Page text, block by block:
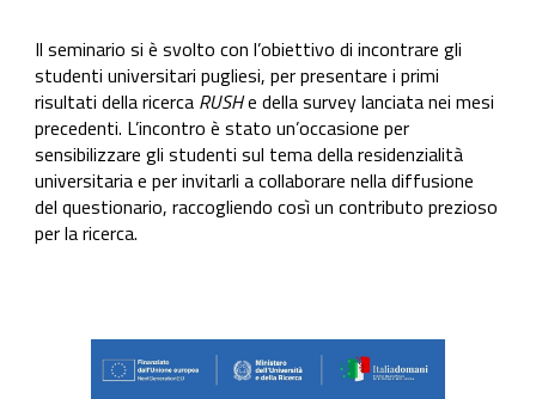
Il seminario si è svolto con l’obiettivo di incontrare gli
studenti universitari pugliesi, per presentare i primi
risultati della ricerca RUSHe della survey lanciata nei mesi
precedenti. L’incontro è stato un’occasione per
sensibilizzare gli studenti sul tema della residenzialità
universitaria e per invitarli a collaborare nella diffusione
del questionario, raccogliendo così un contributo prezioso
per la ricerca.